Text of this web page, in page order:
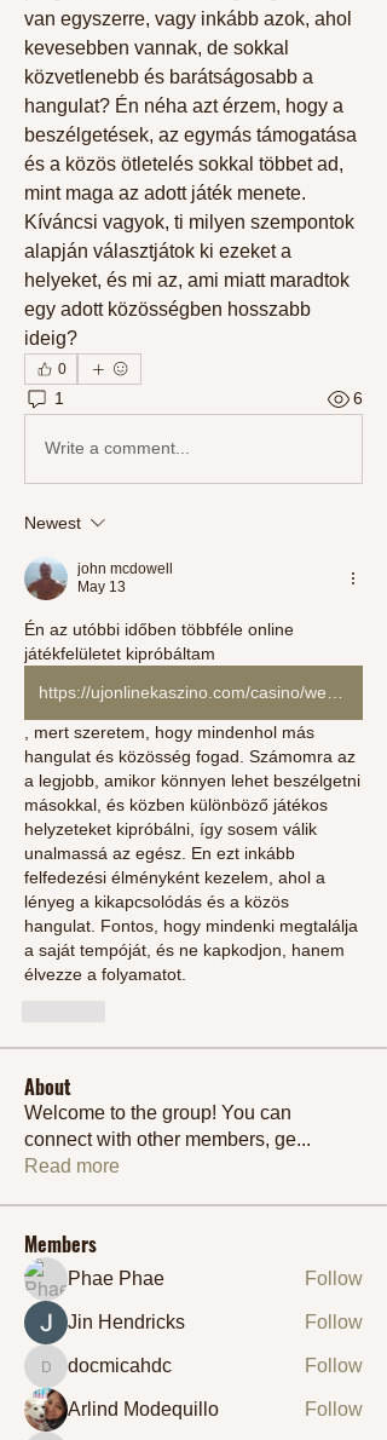
van egyszerre, vagy inkább azok, ahol
kevesebben vannak, de sokkal
közvetlenebb és barátságosabb a
hangulat? Én néha azt érzem, hogy a
beszélgetések, az egymás támogatása
és a közös ötletelés sokkal többet ad,
mint maga az adott játék menete.
Kíváncsi vagyok, ti milyen szempontok
alapján választjátok ki ezeket a
helyeket, és mi az, ami miatt maradtok
egy adott közösségben hosszabb
ideig?
0
1 6
Write a comment...
Newest
john mcdowell
May 13
Én az utóbbi időben többféle online
játékfelületet kipróbáltam
, mert szeretem, hogy mindenhol más
hangulat és közösség fogad. Számomra az
a legjobb, amikor könnyen lehet beszélgetni
másokkal, és közben különböző játékos
helyzeteket kipróbálni, így sosem válik
unalmassá az egész. En ezt inkább
felfedezési élményként kezelem, ahol a
lényeg a kikapcsolódás és a közös
hangulat. Fontos, hogy mindenki megtalálja
a saját tempóját, és ne kapkodjon, hanem
élvezze a folyamatot.
About
Welcome to the group! You can
connect with other members, ge...
Read more
Members
Phae Phae Follow
Jin Hendricks Follow
docmicahdc
docmicahdc Follow
Arlind Modequillo Follow